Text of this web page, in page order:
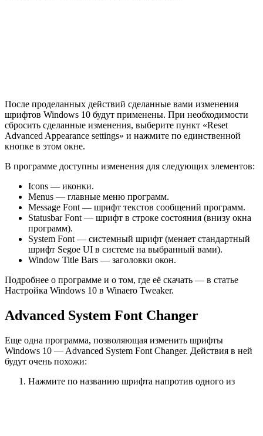
После проделанных действий сделанные вами изменения
шрифтов Windows 10 будут применены. При необходимости
сбросить сделанные изменения, выберите пункт «Reset
Advanced Appearance settings» и нажмите по единственной
кнопке в этом окне.
В программе доступны изменения для следующих элементов:
Icons — иконки.
Menus — главные меню программ.
Message Font — шрифт текстов сообщений программ.
Statusbar Font — шрифт в строке состояния (внизу окна
программ).
System Font — системный шрифт (меняет стандартный
шрифт Segoe UI в системе на выбранный вами).
Window Title Bars — заголовки окон.
Подробнее о программе и о том, где её скачать — в статье
Настройка Windows 10 в Winaero Tweaker.
Advanced System Font Changer
Еще одна программа, позволяющая изменить шрифты
Windows 10 — Advanced System Font Changer. Действия в ней
будут очень похожи:
Нажмите по названию шрифта напротив одного из